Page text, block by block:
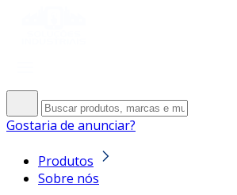
Gostaria de anunciar?
Produtos
Sobre nós